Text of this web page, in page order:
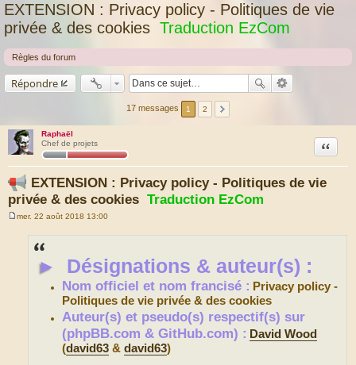
EXTENSION : Privacy policy - Politiques de vie
privée & des cookies Traduction EzCom
Règles du forum
Répondre
17 messages 1 2
Raphaël
Chef de projets
EXTENSION : Privacy policy - Politiques de vie
privée & des cookies Traduction EzCom
Citation
mer. 22 août 2018 13:00
► Désignations & auteur(s) :
Nom officiel et nom francisé : Privacy policy -
Politiques de vie privée & des cookies
Auteur(s) et pseudo(s) respectif(s) sur
(phpBB.com & GitHub.com) : David Wood
(david63 &david63)